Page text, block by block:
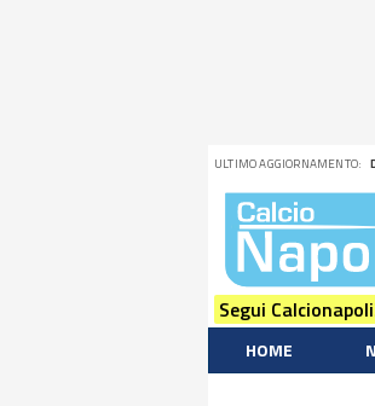
ULTIMO AGGIORNAMENTO:
Segui
HOME